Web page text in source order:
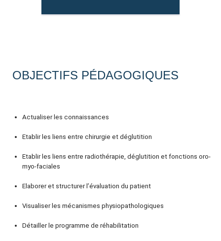
OBJECTIFS PÉDAGOGIQUES
Actualiser les connaissances
Etablir les liens entre chirurgie et déglutition
Etablir les liens entre radiothérapie, déglutition et fonctions oro-
myo-faciales
Elaborer et structurer l’évaluation du patient
Visualiser les mécanismes physiopathologiques
Détailler le programme de réhabilitation